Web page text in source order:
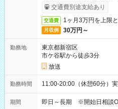
取りサービス利用可（利用
交通費別途支給あり
交通費 1ヶ月3万円を上限
月収例 30万円～
勤務地
東京都新宿区
市ケ谷駅から徒歩3分
放送
勤務時間 11:00-20:00（休憩60分）
期間 即日～長期 ※開始日相談